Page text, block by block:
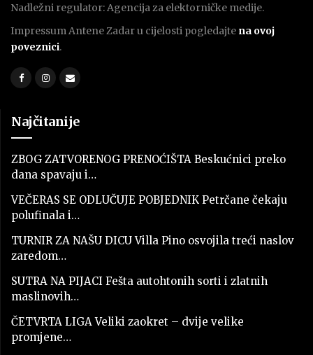
Nadležni regulator: Agencija za elektorničke medije.
Impressum Antene Zadar u cijelosti pogledajte na ovoj
poveznici.
Najčitanije
ZBOG ZATVORENOG PRENOĆIŠTA Beskućnici preko
dana spavaju i…
VEČERAS SE ODLUČUJE POBJEDNIK Petrčane čekaju
polufinala i…
TURNIR ZA NAŠU DICU Villa Pino osvojila treći naslov
zaredom…
SUTRA NA PIJACI Fešta autohtonih sorti i zlatnih
maslinovih…
ČETVRTA LIGA Veliki zaokret – dvije velike
promjene…